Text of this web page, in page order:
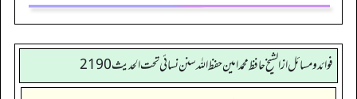
فوائد ومسائل از الشيخ حافظ محمد امين حفظ الله سنن نسائي تحت الحديث2190